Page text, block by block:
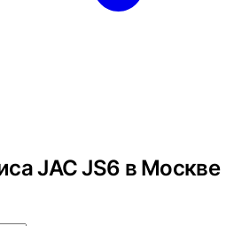
JAC JS6 в Москве